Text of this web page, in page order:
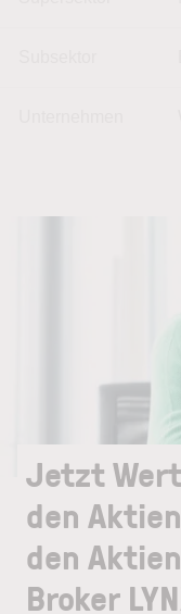
Jetzt
den
den
Broker